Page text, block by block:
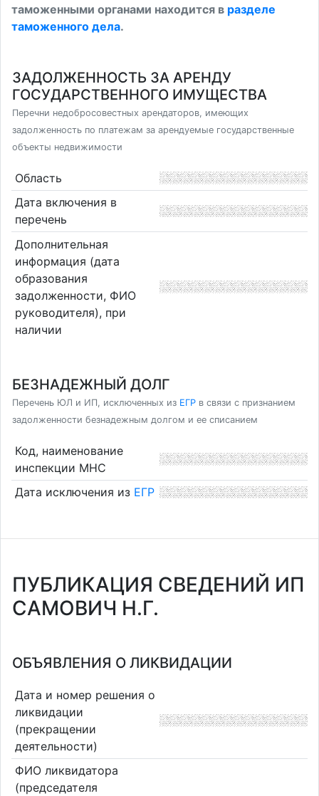
таможенными органами находится в разделе
таможенного дела.
ЗАДОЛЖЕННОСТЬ ЗА АРЕНДУ
ГОСУДАРСТВЕННОГО ИМУЩЕСТВА
Перечни недобросовестных арендаторов, имеющих
задолженность по платежам за арендуемые государственные
объекты недвижимости
Область
Дата включения в
перечень
Дополнительная
информация (дата
образования
задолженности, ФИО
руководителя), при
наличии
БЕЗНАДЕЖНЫЙ ДОЛГ
Перечень ЮЛ и ИП, исключенных из ЕГР в связи с признанием
задолженности безнадежным долгом и ее списанием
Код, наименование
инспекции МНС
Дата исключения из ЕГР
ПУБЛИКАЦИЯ СВЕДЕНИЙ ИП
САМОВИЧ Н.Г.
ОБЪЯВЛЕНИЯ О ЛИКВИДАЦИИ
Дата и номер решения о
ликвидации
(прекращении
деятельности)
ФИО ликвидатора
(председателя